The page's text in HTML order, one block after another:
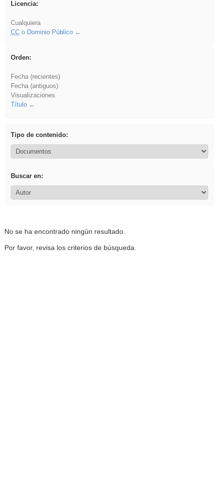
Licencia:
Cualquiera
CCo Dominio Público
Orden:
Fecha (recientes)
Fecha (antiguos)
Visualizaciones
Título
Tipo de contenido:
Buscar en:
No se ha encontrado ningún resultado.
Por favor, revisa los criterios de búsqueda.